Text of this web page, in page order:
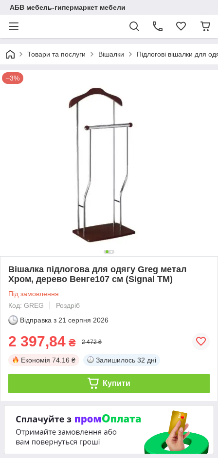
АБВ мебель-гипермаркет мебели
Товари та послуги Вішалки Підлогові вішалки для
–3%
Вішалка підлогова для одягу Greg метал
Хром, дерево Венге107 см (Signal ТМ)
Під замовлення
Код: GREG
Роздріб
Відправка з 21 серпня 2026
2 397,84 ₴ 2 472 ₴
Економія 74.16 ₴ Залишилось 32 дні
Купити